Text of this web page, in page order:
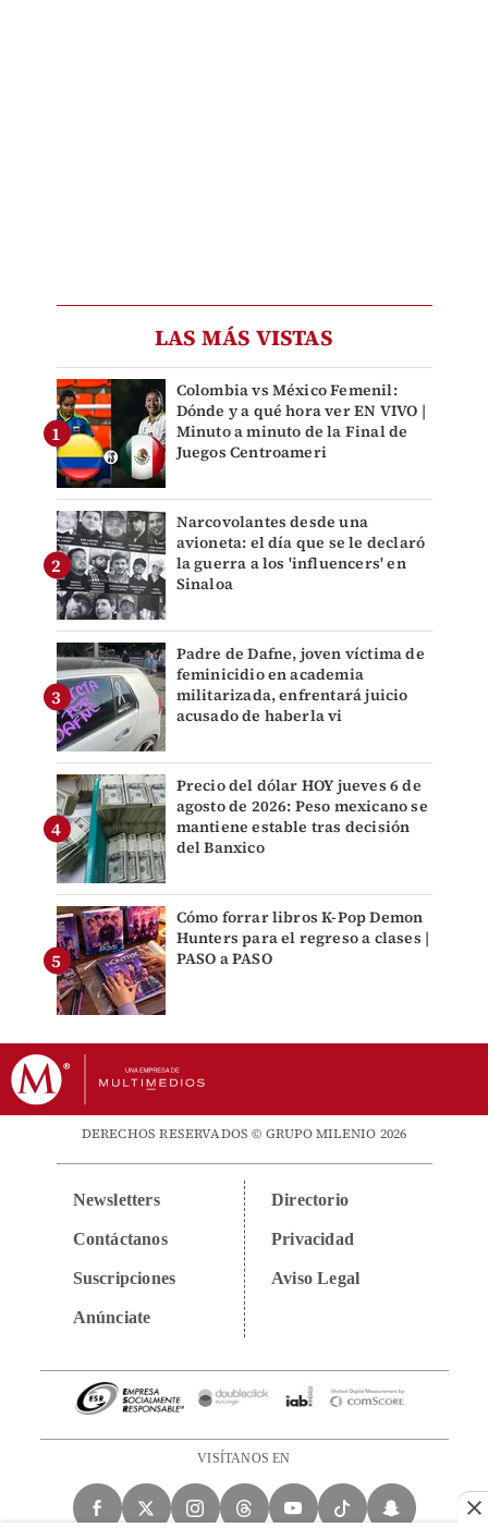
LAS MÁS VISTAS
Colombia vs México Femenil:
Dónde y a qué hora ver EN VIVO |
Minuto a minuto de la Final de
Juegos Centroameri
Narcovolantes desde una
avioneta: el día que se le declaró
la guerra a los 'influencers' en
Sinaloa
Padre de Dafne, joven víctima de
feminicidio en academia
militarizada, enfrentará juicio
acusado de haberla vi
Precio del dólar HOY jueves 6 de
agosto de 2026: Peso mexicano se
mantiene estable tras decisión
del Banxico
Cómo forrar libros K-Pop Demon
Hunters para el regreso a clases |
PASO a PASO
DERECHOS RESERVADOS © GRUPO MILENIO 2026
Newsletters
Contáctanos
Suscripciones
Anúnciate
Directorio
Privacidad
Aviso Legal
VISÍTANOS EN